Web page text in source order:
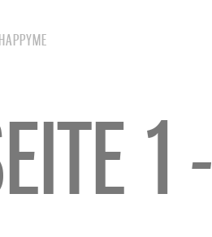
HAPPYME
1 -